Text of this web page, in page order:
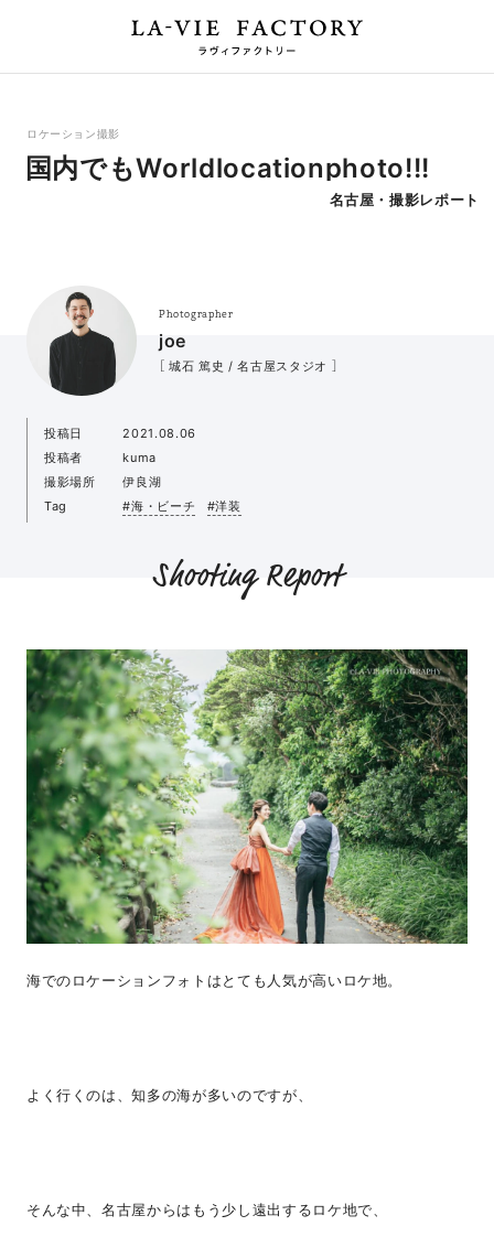
ロケーション撮影
国内でもWorldlocationphoto!!!
名古屋・撮影レポート
Photographer
joe
［ 城石 篤史 / 名古屋スタジオ ］
投稿日
2021.08.06
投稿者
kuma
撮影場所
伊良湖
Tag
#海・ビーチ #洋装
Shooting Report
海でのロケーションフォトはとても人気が高いロケ地。
よく行くのは、知多の海が多いのですが、
そんな中、名古屋からはもう少し遠出するロケ地で、